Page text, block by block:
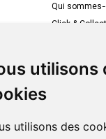
utilisons
utilisons des
Qui
Click & Collect
Compte
Envoi
Suivez-nous